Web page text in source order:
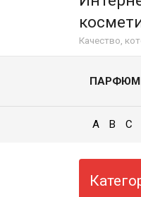
Качество,
A B C